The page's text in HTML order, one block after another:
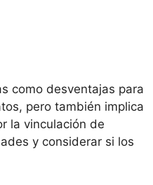
como desventajas para
pero también implica
la vinculación de
y considerar si los